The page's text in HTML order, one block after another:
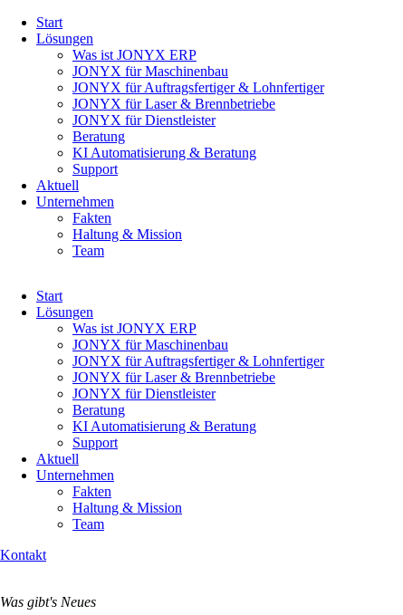
überspringen
Start
Lösungen
Was ist JONYX ERP
JONYX für Maschinenbau
JONYX für Auftragsfertiger & Lohnfertiger
JONYX für Laser & Brennbetriebe
JONYX für Dienstleister
Beratung
KI Automatisierung & Beratung
Support
Aktuell
Unternehmen
Fakten
Haltung & Mission
Team
überspringen
Start
Lösungen
Was ist JONYX ERP
JONYX für Maschinenbau
JONYX für Auftragsfertiger & Lohnfertiger
JONYX für Laser & Brennbetriebe
JONYX für Dienstleister
Beratung
KI Automatisierung & Beratung
Support
Aktuell
Unternehmen
Fakten
Haltung & Mission
Team
Kontakt
Was gibt's Neues